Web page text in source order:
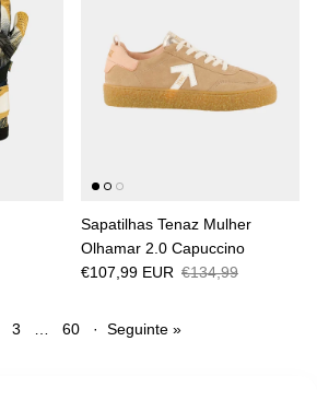
Sapatilhas Tenaz Mulher
Olhamar 2.0 Capuccino
€107,99 EUR €134,99
3 … 60 · Seguinte »